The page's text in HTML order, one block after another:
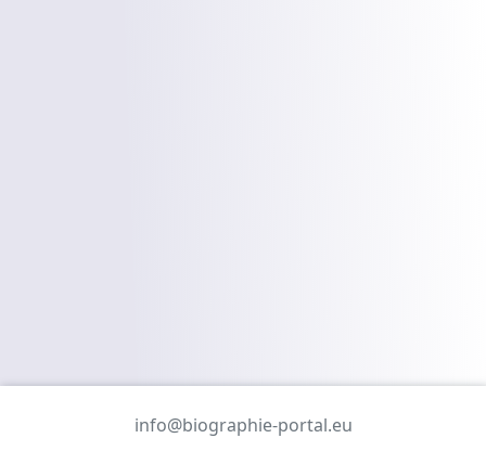
info@biographie-portal.eu